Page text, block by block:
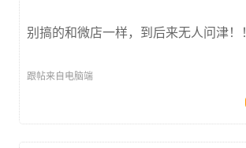
别搞的和微店一样，到后来无人问津！
跟帖来自电脑端